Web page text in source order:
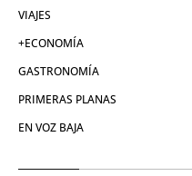
VIAJES
+ECONOMÍA
GASTRONOMÍA
PRIMERAS PLANAS
EN VOZ BAJA